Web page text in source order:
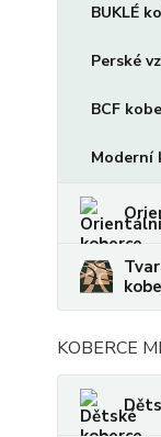
BUKLÉ
Perské
BCF
Moderní
KOBERCE